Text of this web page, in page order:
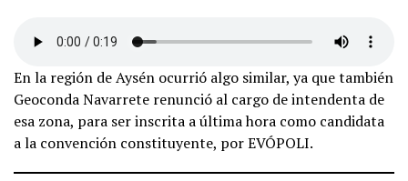
En la región de Aysén ocurrió algo similar, ya que también
Geoconda Navarrete renunció al cargo de intendenta de
esa zona, para ser inscrita a última hora como candidata
a la convención constituyente, por EVÓPOLI.